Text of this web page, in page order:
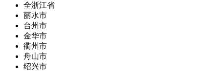
全浙江省
丽水市
台州市
金华市
衢州市
舟山市
绍兴市